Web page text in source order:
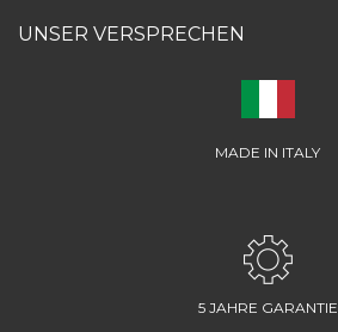
UNSER VERSPRECHEN
MADE IN ITALY
5 JAHRE GARANTIE